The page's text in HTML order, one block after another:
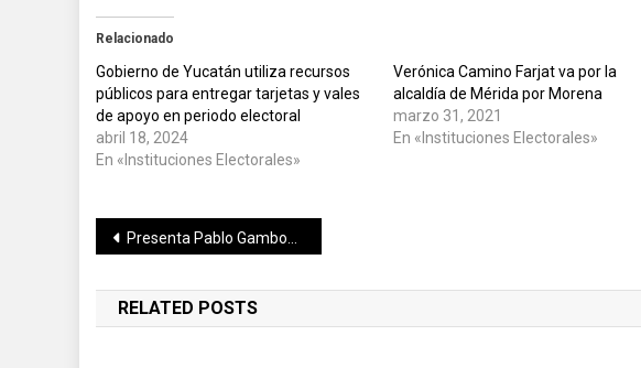
Relacionado
Gobierno de Yucatán utiliza recursos
públicos para entregar tarjetas y vales
de apoyo en periodo electoral
abril 18, 2024
En «Instituciones Electorales»
Verónica Camino Farjat va por la
alcaldía de Mérida por Morena
marzo 31, 2021
En «Instituciones Electorales»
Navegación
de
entradas
Presenta Pablo Gamboa plan de gestiones para beneficio del sector salud
RELATED POSTS